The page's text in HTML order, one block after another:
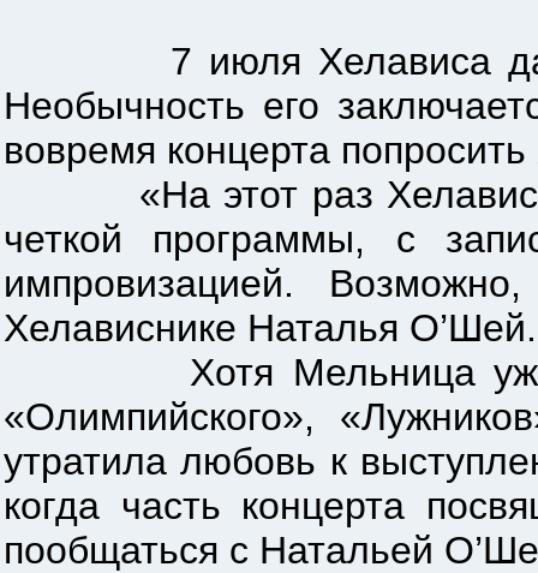
7 июля Хелависа даст
Необычность его
вовремя концерта
«На этот раз
четкой программы, с
импровизацией.
Хелависнике Наталья О’Шей.
Хотя Мельница уже
«Олимпийского»,
утратила любовь к
когда часть концерта
пообщаться с Натальей